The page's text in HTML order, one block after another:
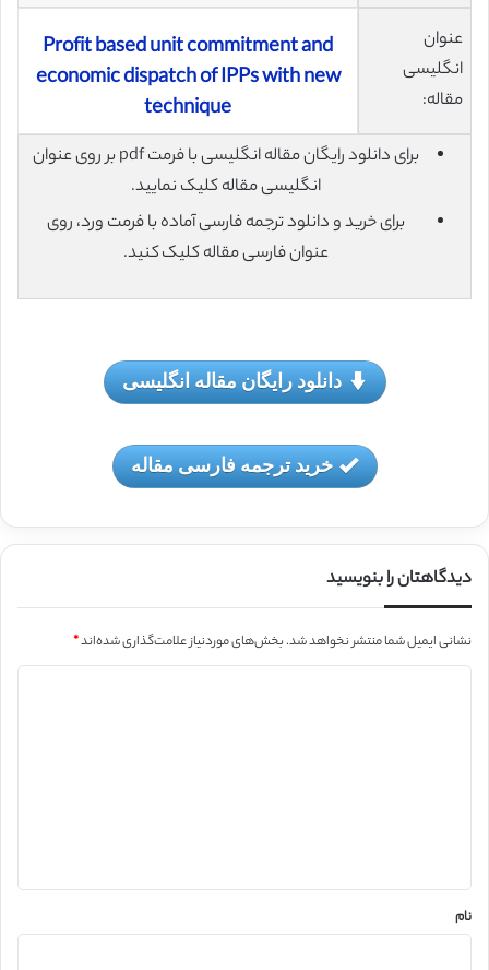
عنوان
انگلیسی
مقاله:
Profit based unit commitment and
economic dispatch of IPPs with new
technique
برای دانلود رایگان مقاله انگلیسی با فرمت pdf بر روی عنوان
انگلیسی مقاله کلیک نمایید.
برای خرید و دانلود ترجمه فارسی آماده با فرمت ورد، روی
عنوان فارسی مقاله کلیک کنید.
دانلود رایگان مقاله انگلیسی
خرید ترجمه فارسی مقاله
دیدگاهتان را بنویسید
نشانی ایمیل شما منتشر نخواهد شد.بخش‌های موردنیاز علامت‌گذاری شده‌اند*
نام